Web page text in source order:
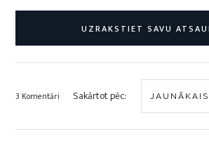
UZRAKSTIET SAVU
3 Komentāri Sakārtot pēc: